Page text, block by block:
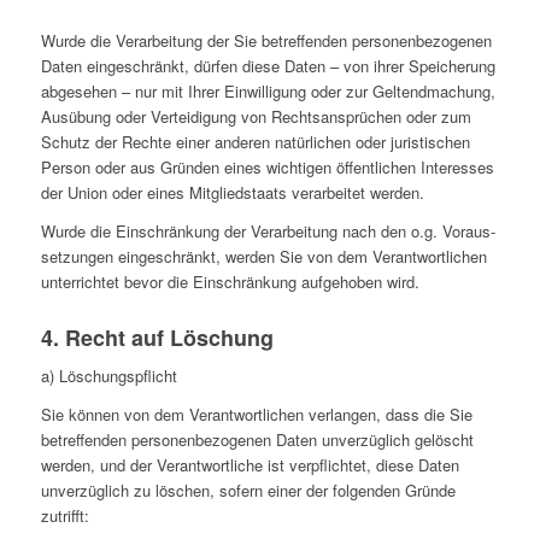
Wurde die Ver­ar­bei­tung der Sie betref­fen­den per­so­nen­be­zo­ge­nen
Daten ein­ge­schränkt, dürfen diese Daten – von ihrer Spei­che­rung
abge­se­hen – nur mit Ihrer Ein­wil­li­gung oder zur Gel­tend­ma­chung,
Aus­übung oder Ver­tei­di­gung von Rechts­an­sprü­chen oder zum
Schutz der Rechte einer anderen natür­li­chen oder juris­ti­schen
Person oder aus Gründen eines wich­ti­gen öffent­li­chen Inter­es­ses
der Union oder eines Mit­glied­staats ver­ar­bei­tet werden.
Wurde die Ein­schrän­kung der Ver­ar­bei­tung nach den o.g. Vor­aus­
set­zun­gen ein­ge­schränkt, werden Sie von dem Ver­ant­wort­li­chen
unter­rich­tet bevor die Ein­schrän­kung auf­ge­ho­ben wird.
4. Recht auf Löschung
a) Löschungs­pflicht
Sie können von dem Ver­ant­wort­li­chen ver­lan­gen, dass die Sie
betref­fen­den per­so­nen­be­zo­ge­nen Daten unver­züg­lich gelöscht
werden, und der Ver­ant­wort­li­che ist ver­pflich­tet, diese Daten
unver­züg­lich zu löschen, sofern einer der fol­gen­den Gründe
zutrifft: